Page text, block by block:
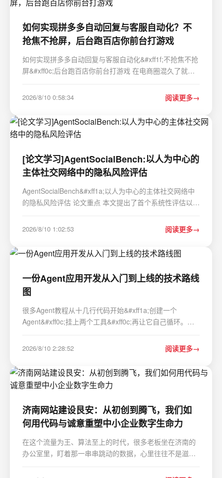
如何实现拼多多自动回复与客服自动化？不
抢焦不抢屏，后台跑百店你前台打游戏
如何实现拼多多自动回复与客服自动化&#xff1f;不抢焦不抢
屏&#xff0c;后台跑百店你前台打游戏 在电商圈混久了就会
中最耗人力也最容易出错的环节。 店群客服是纯人力消耗
2026/8/10 0:58:34 阅读更多
[论文学习]AgentSocialBench:以人为中心的
主体社交网络中的隐私风险评估
AgentSocialBench&#xff1a;以人为中心的主体社交网络中
的隐私风险评估 论文重点 本文提出了首个系统性评估以人
AgentSocialBench。该基准涵盖七大场景类别、超过300
了…
2026/8/10 1:02:53 阅读更多
一份Agent应用开发从入门到上线的技术路线
图
很多Agent教程从十几行代码开始&#xff1a;创建一个
Agent&#xff0c;挂上两个工具&#xff0c;再让它自己循环。
&#xff0c;问题会立刻变得具体。 模型把订单号提错了怎么
2026/8/10 2:28:52 阅读更多
济南网站建设艮安：从初创到腾飞，我们如
何用代码与诚意重塑中小企业数字生命力
在这个流量为王、算法至上的时代，很多老板坐在济南的
办公室里，盯着那一串串跳动的数据，心里往往不是滋
银，而我砸了几万块做网站，却连个访客都留不住？”这种